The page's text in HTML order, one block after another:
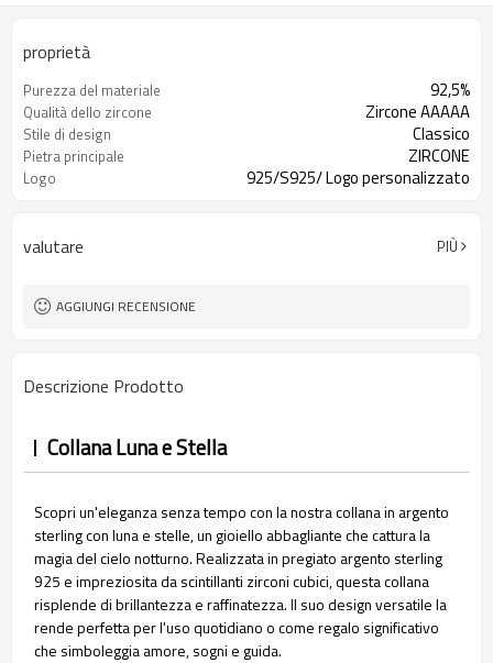
proprietà
Purezza del materiale 92,5%
Qualità dello zircone Zircone AAAAA
Stile di design Classico
Pietra principale ZIRCONE
Logo 925/S925/ Logo personalizzato
valutare PIÙ
AGGIUNGI RECENSIONE
Descrizione Prodotto
Collana Luna e Stella
Scopri un'eleganza senza tempo con la nostra collana in argento
sterling con luna e stelle, un gioiello abbagliante che cattura la
magia del cielo notturno. Realizzata in pregiato argento sterling
925 e impreziosita da scintillanti zirconi cubici, questa collana
risplende di brillantezza e raffinatezza. Il suo design versatile la
rende perfetta per l'uso quotidiano o come regalo significativo
che simboleggia amore, sogni e guida.